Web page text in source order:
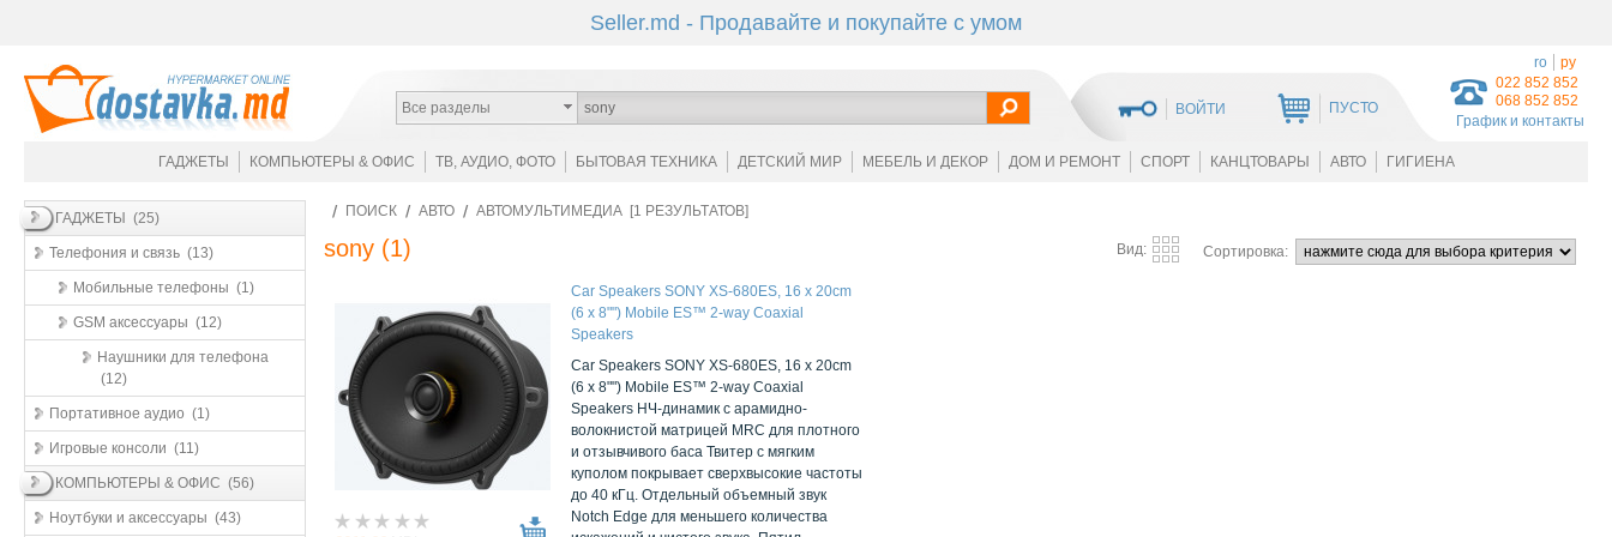
Seller.md - Продавайте и покупайте с умом
022 852 852
068 852 852
График и контакты
Все разделы ВОЙТИ ПУСТО
ro ру
ГАДЖЕТЫ КОМПЬЮТЕРЫ & ОФИС ТВ, АУДИО, ФОТО БЫТОВАЯ ТЕХНИКА ДЕТСКИЙ МИР МЕБЕЛЬ И ДЕКОР ДОМ И РЕМОНТ СПОРТ КАНЦТОВАРЫ АВТО ГИГИЕНА
ГАДЖЕТЫ (25)
Телефония и связь (13)
Мобильные телефоны (1)
GSM аксессуары (12)
Наушники для телефона
(12)
Портативное аудио (1)
Игровые консоли (11)
КОМПЬЮТЕРЫ & ОФИС (56)
Ноутбуки и аксессуары (43)
ПОИСК АВТО АВТОМУЛЬТИМЕДИА [1 РЕЗУЛЬТАТОВ]
sony (1) Вид: Сортировка:
Car Speakers SONY XS-680ES, 16 x 20cm
(6 x 8"") Mobile ES™ 2-way Coaxial
Speakers
Car Speakers SONY XS-680ES, 16 x 20cm
(6 x 8"") Mobile ES™ 2-way Coaxial
Speakers НЧ-динамик с арамидно-
волокнистой матрицей MRC для плотного
и отзывчивого баса Твитер с мягким
куполом покрывает сверхвысокие частоты
до 40 кГц. Отдельный объемный звук
Notch Edge для меньшего количества